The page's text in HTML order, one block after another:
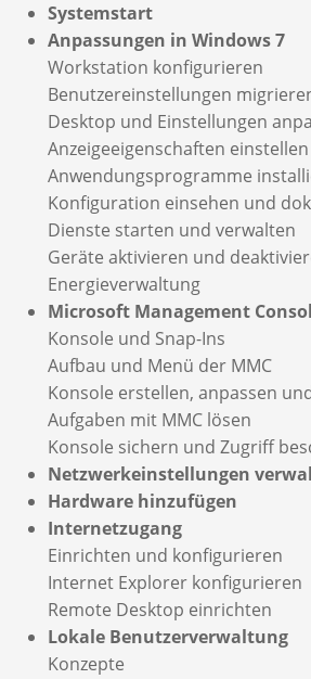
Systemstart
Anpassungen in Windows 7
Workstation konfigurieren
Benutzereinstellungen
Desktop und Einstellungen
Anzeigeeigenschaften einstellen
Anwendungsprogramme
Konfiguration einsehen und
Dienste starten und verwalten
Geräte aktivieren und
Energieverwaltung
Microsoft Management
Konsole und Snap-Ins
Aufbau und Menü der MMC
Konsole erstellen, anpassen
Aufgaben mit MMC lösen
Konsole sichern und Zugriff
Netzwerkeinstellungen
Hardware hinzufügen
Internetzugang
Einrichten und konfigurieren
Internet Explorer konfigurieren
Remote Desktop einrichten
Lokale Benutzerverwaltung
Konzepte